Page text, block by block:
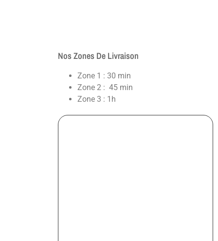
Nos Zones De Livraison
Zone 1 : 30 min
Zone 2 : 45 min
Zone 3 : 1h